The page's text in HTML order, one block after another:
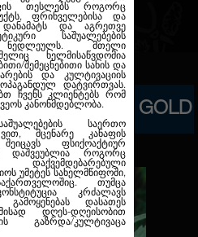
თესლებს როგორც
ფრინველებისა და
დანამატს და აგრეთვე
საშუალებების
ნედლეულს. მთელი
ხელმისაწვდომია
შემეცნებითი სახის და
და კულტივაციის
დატვირთვას.
ჩვენს კლიენტებს რომ
კანონმდებლობა.
საერთო
მცენარე კანაფის
ფსიქოაქტიურ
დაშვეუბლია როგორც
უმეტეს სახელმწიფოში,
თუმცა
კრძალავს
დასათეს
დღეს-დღეისობით
გაზრდა/კულტივაცა
FEMINISED GOLD